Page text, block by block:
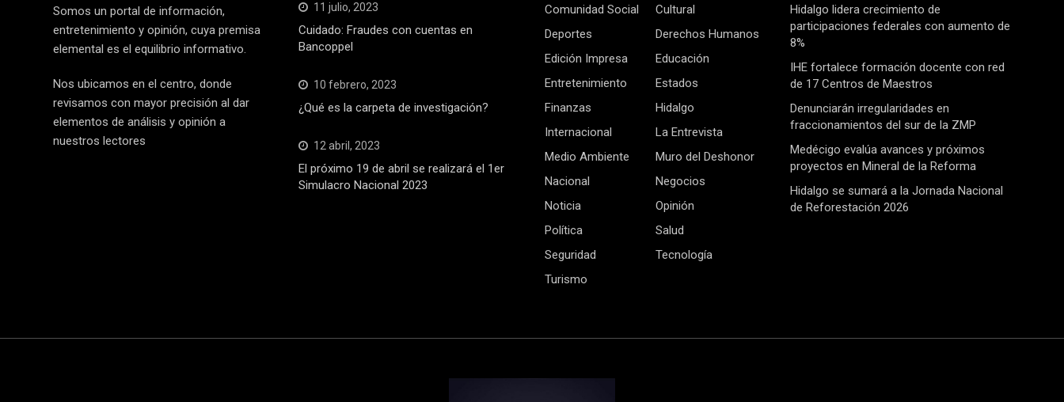
Somos un portal de información,
entretenimiento y opinión, cuya premisa
elemental es el equilibrio informativo.
Nos ubicamos en el centro, donde
revisamos con mayor precisión al dar
elementos de análisis y opinión a
nuestros lectores
11 julio, 2023
Cuidado: Fraudes con cuentas en
Bancoppel
10 febrero, 2023
¿Qué es la carpeta de investigación?
12 abril, 2023
El próximo 19 de abril se realizará el 1er
Simulacro Nacional 2023
Comunidad Social
Cultural
Deportes
Derechos Humanos
Edición Impresa
Educación
Entretenimiento
Estados
Finanzas
Hidalgo
Internacional
La Entrevista
Medio Ambiente
Muro del Deshonor
Nacional
Negocios
Noticia
Opinión
Política
Salud
Seguridad
Tecnología
Turismo
Hidalgo lidera crecimiento de
participaciones federales con aumento de
8%
IHE fortalece formación docente con red
de 17 Centros de Maestros
Denunciarán irregularidades en
fraccionamientos del sur de la ZMP
Medécigo evalúa avances y próximos
proyectos en Mineral de la Reforma
Hidalgo se sumará a la Jornada Nacional
de Reforestación 2026